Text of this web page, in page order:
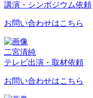
講演・シンポジウム依頼
お問い合わせはこちら
二宮清純
テレビ出演・取材依頼
お問い合わせはこちら